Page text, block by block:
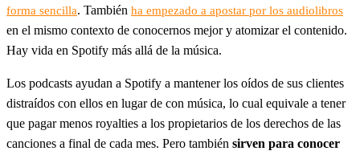
forma sencilla. También ha empezado a apostar por los audiolibros
en el mismo contexto de conocernos mejor y atomizar el contenido.
Hay vida en Spotify más allá de la música.
Los podcasts ayudan a Spotify a mantener los oídos de sus clientes
distraídos con ellos en lugar de con música, lo cual equivale a tener
que pagar menos royalties a los propietarios de los derechos de las
canciones a final de cada mes. Pero también sirven para conocer